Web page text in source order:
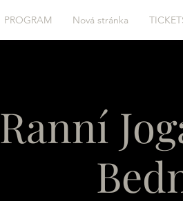
PROGRAM Nová stránka
Ranní